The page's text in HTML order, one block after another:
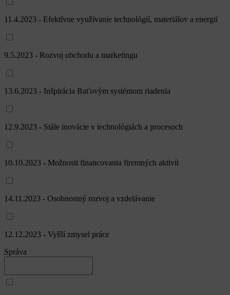
11.4.2023 - Efektívne využívanie technológií, materiálov a energií
9.5.2023 - Rozvoj obchodu a marketingu
13.6.2023 - Inšpirácia Baťovým systémom riadenia
12.9.2023 - Stále inovácie v technológiách a procesoch
10.10.2023 - Možnosti financovania firemných aktivít
14.11.2023 - Osobnostný rozvoj a vzdelávanie
12.12.2023 - Vyšší zmysel práce
Správa